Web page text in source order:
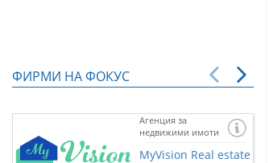
ФИРМИ НА ФОКУС
Агенция за
недвижими имоти
MyVision Real estate